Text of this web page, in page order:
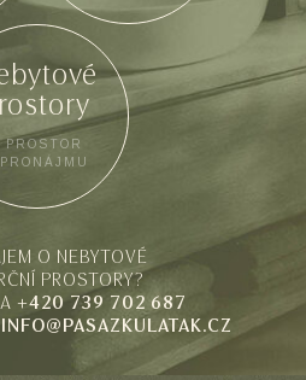
PROSTOR
O NEBYTOVÉ
PROSTORY?
+420 739 702 687
INFO@PASAZKULATAK.CZ